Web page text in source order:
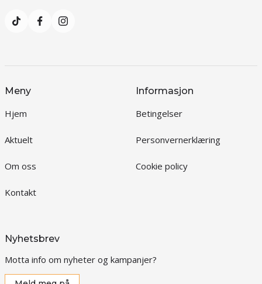
Meny
Hjem
Aktuelt
Om oss
Kontakt
Informasjon
Betingelser
Personvernerklæring
Cookie policy
Nyhetsbrev
Motta info om nyheter og kampanjer?